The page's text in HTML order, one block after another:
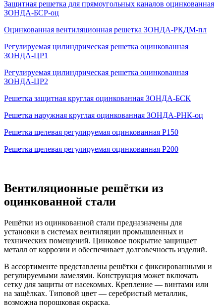
Защитная решетка для прямоугольных каналов оцинкованная
ЗОНДА-БСР-оц
Оцинкованная вентиляционная решетка ЗОНДА-РКДМ-пл
Регулируемая цилиндрическая решетка оцинкованная
ЗОНДА-ЦР1
Регулируемая цилиндрическая решетка оцинкованная
ЗОНДА-ЦР2
Решетка защитная круглая оцинкованная ЗОНДА-БСК
Решетка наружная круглая оцинкованная ЗОНДА-РНК-оц
Решетка щелевая регулируемая оцинкованная Р150
Решетка щелевая регулируемая оцинкованная Р200
Вентиляционные решётки из
оцинкованной стали
Решётки из оцинкованной стали предназначены для
установки в системах вентиляции промышленных и
технических помещений. Цинковое покрытие защищает
металл от коррозии и обеспечивает долговечность изделий.
В ассортименте представлены решётки с фиксированными и
регулируемыми ламелями. Конструкция может включать
сетку для защиты от насекомых. Крепление — винтами или
на защёлках. Типовой цвет — серебристый металлик,
возможна порошковая окраска.